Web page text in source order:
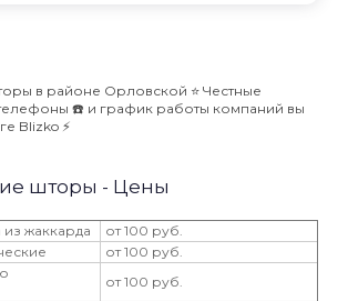
в районе Орловской ⭐️ Честные
☎️ и график работы компаний вы
Blizko ⚡️
шторы - Цены
жаккарда
от 100 руб.
от 100 руб.
от 100 руб.